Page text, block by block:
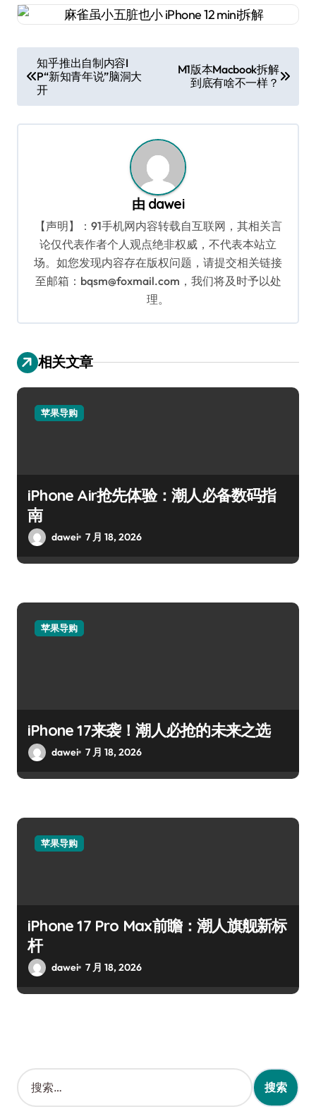
章
导
航
知乎推出自制内容I
P“新知青年说”脑洞大
开
M1版本Macbook拆解
到底有啥不一样？
由 dawei
【声明】：91手机网内容转载自互联网，其相关言
论仅代表作者个人观点绝非权威，不代表本站立
场。如您发现内容存在版权问题，请提交相关链接
至邮箱：bqsm@foxmail.com，我们将及时予以处
理。
相关文章
苹果导购
iPhone Air抢先体验：潮人必备数码指
南
dawei 7 月 18, 2026
苹果导购
iPhone 17来袭！潮人必抢的未来之选
dawei 7 月 18, 2026
苹果导购
iPhone 17 Pro Max前瞻：潮人旗舰新标
杆
dawei 7 月 18, 2026
搜
索
：